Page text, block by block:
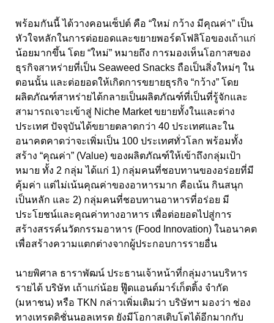
พร้อมกันนี้ ได้วางคอนเซ็ปต์ คือ “ใหม่ กว้าง มีคุณค่า” เป็น
หัวใจหลักในการต่อยอดและขยายพอร์ตโฟลิโอของเถ้าแก่
น้อยมากขึ้น โดย “ใหม่” หมายถึง การมองเห็นโอกาสของ
ธุรกิจสาหร่ายที่เป็น Seaweed Snacks ถือเป็นสิ่งใหม่ๆ ใน
ตอนนั้น และต่อยอดให้เกิดการขยายธุรกิจ “กว้าง” โดย
ผลิตภัณฑ์สาหร่ายได้กลายเป็นผลิตภัณฑ์ที่เป็นที่รู้จักและ
สามารถเจาะเข้าสู่ Niche Market ขยายทั้งในและต่าง
ประเทศ ปัจจุบันได้ขยายตลาดกว่า 40 ประเทศและใน
อนาคตคาดว่าจะเพิ่มเป็น 100 ประเทศทั่วโลก พร้อมทั้ง
สร้าง “คุณค่า” (Value) ของผลิตภัณฑ์ให้เข้าถึงกลุ่มเป้า
หมาย ทั้ง 2 กลุ่ม ได้แก่ 1) กลุ่มคนที่ชอบทานของอร่อยที่มี
คุ้มค่า แต่ไม่เน้นคุณค่าของอาหารมาก คือเน้น กินสนุก
เป็นหลัก และ 2) กลุ่มคนที่ชอบทานอาหารที่อร่อย มี
ประโยชน์และคุณค่าทางอาหาร เพื่อต่อยอดไปสู่การ
สร้างสรรค์นวัตกรรมอาหาร (Food Innovation) ในอนาคต
เพื่อสร้างความแตกต่างจากผู้ประกอบการรายอื่น
นายพิศาล ธาราพัฒน์ ประธานเจ้าหน้าที่กลุ่มงานบริหาร
รายได้ บริษัท เถ้าแก่น้อย ฟู๊ดแอนด์มาร์เก็ตติ้ง จำกัด
(มหาชน) หรือ TKN กล่าวเพิ่มเติมว่า บริษัทฯ มองว่า ช่อง
ทางเทรดดิชั่นนอลเทรด ยังมีโอกาสเติบโตได้อีกมากกับ